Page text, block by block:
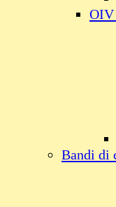
OIV
Bandi di